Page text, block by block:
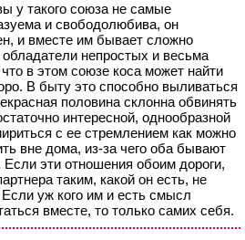
у такого союза не самые
и свободолюбива, он
и вместе им бывает сложно
непростых и весьма
в этом союзе коса может найти
В быту это способно выливаться
половина склонна обвинять
интересной, однообразной
с ее стремлением как можно
вне дома, из-за чего оба бывают
эти отношения обоим дороги,
таким, какой он есть, не
уж кого им и есть смысл
вместе, то только самих себя.